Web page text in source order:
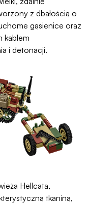
z dbałością o
gąsienice oraz
kablem
i detonacji.
Hellcata,
tkaniną,